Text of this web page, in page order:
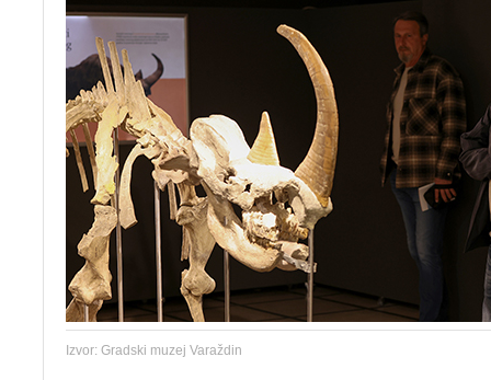
Izvor: Gradski muzej Varaždin